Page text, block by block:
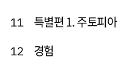
11 특별편 1. 주토피아
12 경험